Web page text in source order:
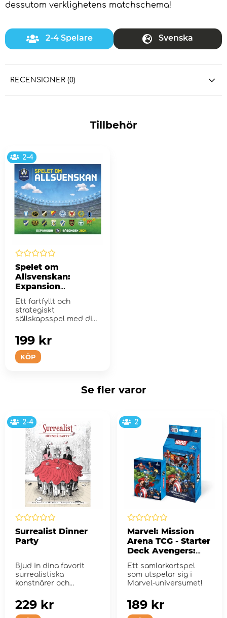
dessutom verklighetens matchschema!
2-4 Spelare Svenska
RECENSIONER (0)
Tillbehör
2-4
Spelet om
Allsvenskan:
Expansion
Ett fartfyllt och
strategiskt
sällskapsspel med dig
KÖP
199 kr
Se fler varor
2-4
Surrealist Dinner
Party
Bjud in dina favorit
surrealistiska
konstnärer och
surreali...
229 kr
2
Marvel: Mission
Arena TCG - Starter
Deck Avengers:
Thor Edition
Ett samlarkortspel
som utspelar sig i
Marvel-universumet!
189 kr